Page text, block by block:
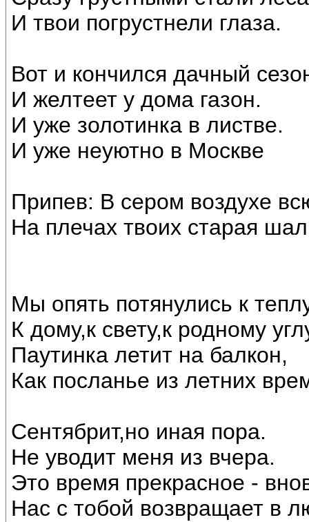
И твои погрустнели глаза.
Вот и кончился дачный
И желтеет у дома газон.
И уже золотинка в листве.
И уже неуютно в Москве
Припев: В сером воздухе
На плечах твоих старая
Мы опять потянулись к
К дому,к свету,к родному
Паутинка летит на балкон,
Как посланье из летних
Сентябрит,но иная пора.
Не уводит меня из вчера.
Это время прекрасное -
Нас с тобой возвращает в